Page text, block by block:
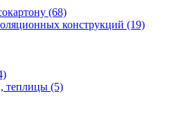
(68)
конструкций (19)
теплицы (5)